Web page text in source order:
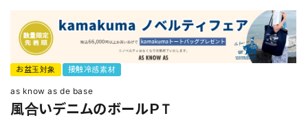
お盆玉対象 接触冷感素材
as know as de base
風合いデニムのボールＰＴ